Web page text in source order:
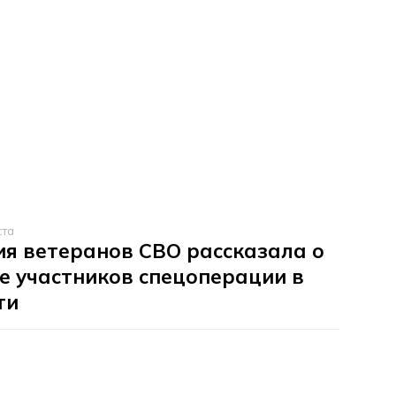
ветеранов СВО рассказала о
участников спецоперации в